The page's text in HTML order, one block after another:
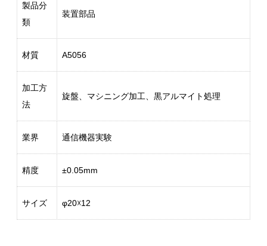
製品分
類
装置部品
材質 A5056
加工方
法
旋盤、マシニング加工、黒アルマイト処理
業界 通信機器実験
精度 ±0.05mm
サイズ φ20☓12